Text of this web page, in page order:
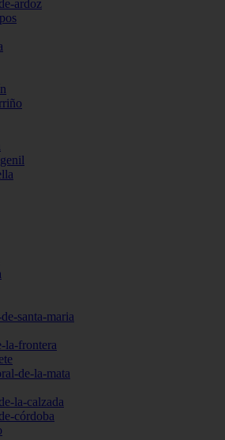
ardoz
santa-maria
la-frontera
de-la-mata
la-calzada
córdoba